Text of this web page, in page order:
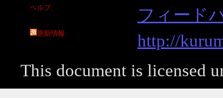
ヘルプ フィード
更新情報
http://
This document is licensed